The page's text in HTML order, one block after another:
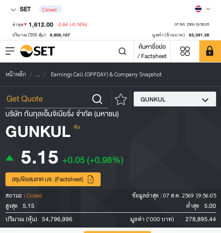
SET Closed
ล่าสุด 1,612.00 -2.64 (-0.16%) 07 ส.ค. 2569 19:56:05
ปริมาณ ('000 หุ้น) 9,800,107 มูลค่า (ล้านบาท) 63,391.38
ค้นหาชื่อย่อ
/ Factsheet
หน้าหลัก ... Earnings Call (OPPDAY) & Company Snapshot
GUNKUL
บริษัท กันกุลเอ็นจิเนียริ่ง จำกัด (มหาชน)
GUNKUL หุ้น
5.15 +0.05(+0.98%)
สรุปข้อสนเทศ บจ. (Factsheet)
สถานะ : Closed ข้อมูลล่าสุด : 07 ส.ค. 2569 19:56:05
สูงสุด
5.15 ต่ำสุด 5.00
ปริมาณ (หุ้น) 54,796,996 มูลค่า ('000 บาท) 278,895.44